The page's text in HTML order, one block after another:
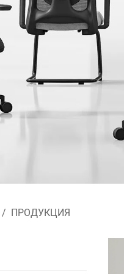
/ ПРОДУКЦИЯ